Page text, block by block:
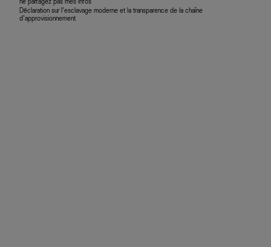
ne partagez pas mes infos
Déclaration sur l’esclavage moderne et la transparence de la chaîne
d’approvisionnement